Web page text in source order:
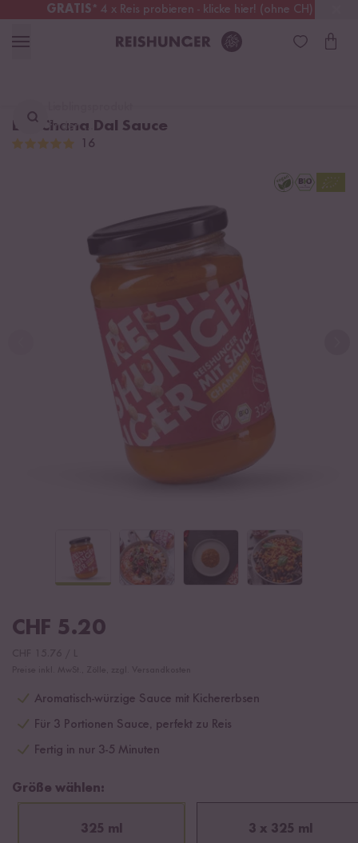
GRATIS* 4 x Reis probieren - klicke hier! (ohne CH)
Schweiz Alle Zölle & Steuern inklusive
finden ...
Bio Chana Dal Sauce
16
CHF 5.20
Aromatisch-würzige Sauce mit Kichererbsen
Für 3 Portionen Sauce, perfekt zu Reis
Fertig in nur 3-5 Minuten
Größe wählen:
325 ml 3 x 325 ml